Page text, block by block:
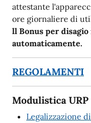
attestante
ore giornaliere di
ll Bonus per
automaticamente.
REGOLAMENTI
Modulistica
Legalizzazione